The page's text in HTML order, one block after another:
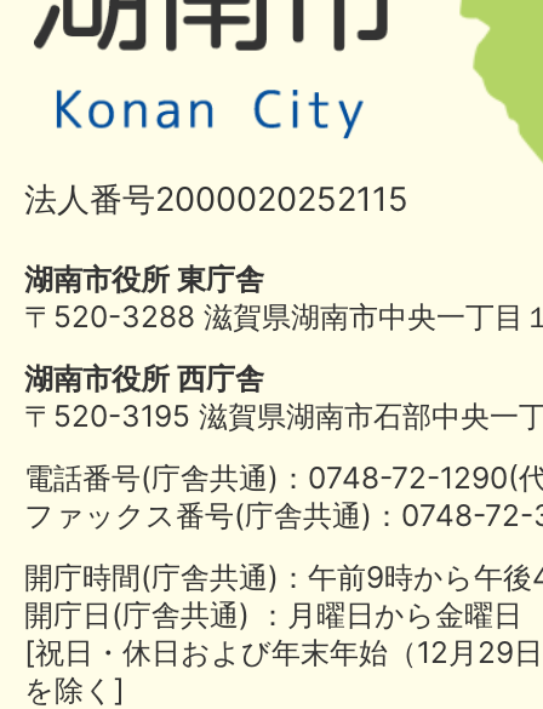
法人番号2000020252115
湖南市役所 東庁舎
〒520-3288 滋賀県湖南市中央一丁目
湖南市役所 西庁舎
〒520-3195 滋賀県湖南市石部中央一
電話番号(庁舎共通)：0748-72-
ファックス番号(庁舎共通)：0748-
開庁時間(庁舎共通)：午前9時から午
開庁日(庁舎共通) ：月曜日から金曜日
[祝日・休日および年末年始（12月29
を除く]